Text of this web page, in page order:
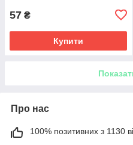
57 ₴
Купити
Про нас
100% позитивних з 1130